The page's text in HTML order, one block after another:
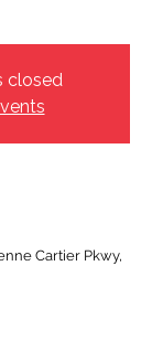
closed
Cartier Pkwy,